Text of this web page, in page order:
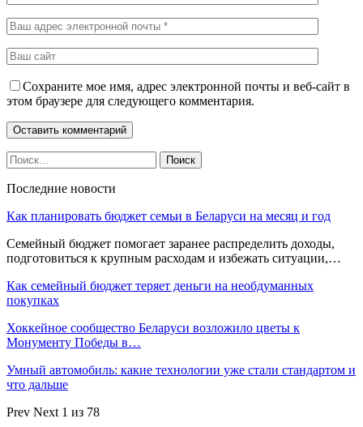
Сохраните мое имя, адрес электронной почты и веб-сайт в
этом браузере для следующего комментария.
Последние новости
Как планировать бюджет семьи в Беларуси на месяц и год
Семейный бюджет помогает заранее распределить доходы,
подготовиться к крупным расходам и избежать ситуации,…
Как семейный бюджет теряет деньги на необдуманных
покупках
Хоккейное сообщество Беларуси возложило цветы к
Монументу Победы в…
Умный автомобиль: какие технологии уже стали стандартом и
что дальше
Prev Next 1 из 78